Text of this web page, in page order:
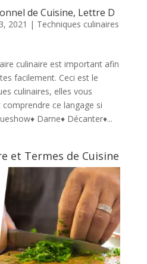
de Cuisine, Lettre D
2021 | Techniques culinaires
culinaire est important afin
facilement. Ceci est le
culinaires, elles vous
ce langage si
Darne♦ Décanter♦...
et Termes de Cuisine